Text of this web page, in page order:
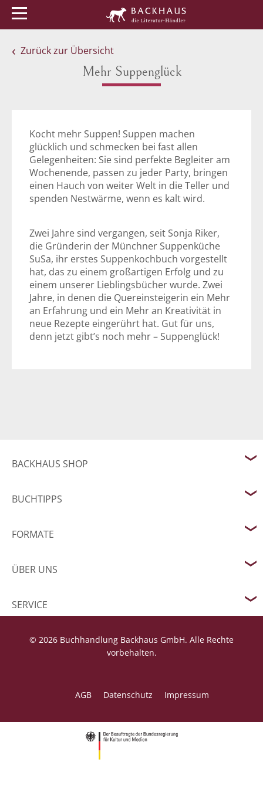
Zurück zur Übersicht
Mehr Suppenglück
Kocht mehr Suppen! Suppen machen
glücklich und schmecken bei fast allen
Gelegenheiten: Sie sind perfekte Begleiter am
Wochenende, passen zu jeder Party, bringen
einen Hauch von weiter Welt in die Teller und
spenden Nestwärme, wenn es kalt wird.
Zwei Jahre sind vergangen, seit Sonja Riker,
die Gründerin der Münchner Suppenküche
SuSa, ihr erstes Suppenkochbuch vorgestellt
hat, das zu einem großartigen Erfolg und zu
einem unserer Lieblingsbücher wurde. Zwei
Jahre, in denen die Quereinsteigerin ein Mehr
an Erfahrung und ein Mehr an Kreativität in
neue Rezepte eingerührt hat. Gut für uns,
denn jetzt gibt’s noch mehr – Suppenglück!
BACKHAUS SHOP
BUCHTIPPS
FORMATE
ÜBER UNS
SERVICE
© 2026 Buchhandlung Backhaus GmbH. Alle Rechte
vorbehalten.
AGB Datenschutz Impressum